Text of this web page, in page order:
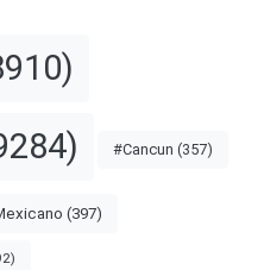
#Cancun (357)
(397)